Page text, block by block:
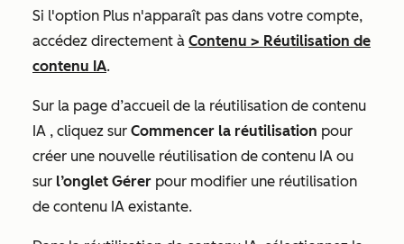
Si l'option Plus n'apparaît pas dans votre compte,
accédez directement à Contenu > Réutilisation de
contenu IA.
Sur la page d’accueil de la réutilisation de contenu
IA , cliquez sur Commencer la réutilisation pour
créer une nouvelle réutilisation de contenu IA ou
sur l’onglet Gérer pour modifier une réutilisation
de contenu IA existante.